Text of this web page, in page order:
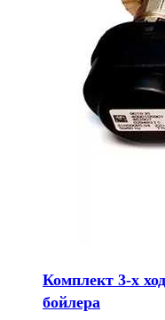
Комплект 3-х
бойлера